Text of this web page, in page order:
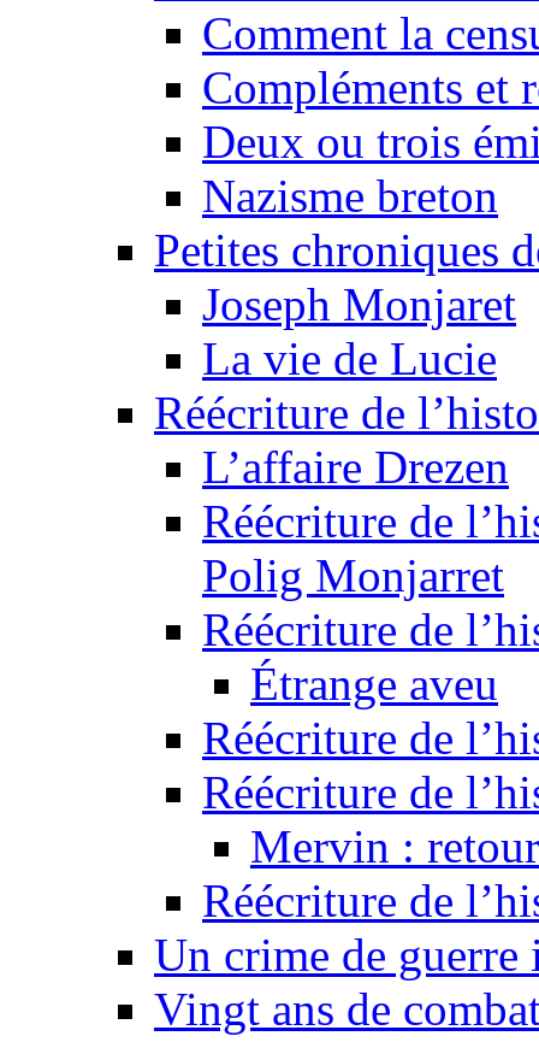
Comment la
Compléments et
Deux ou trois
Nazisme breton
Petites chroniques
Joseph Monjaret
La vie de Lucie
Réécriture de
L’affaire Drezen
Réécriture de
Polig Monjarret
Réécriture de
Étrange aveu
Réécriture de
Réécriture de
Mervin :
Réécriture de
Un crime de guerre
Vingt ans de